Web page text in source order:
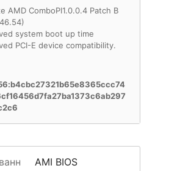
AMD ComboPI1.0.0.4 Patch B
system boot up time
PCI-E device compatibility.
AMI BIOS